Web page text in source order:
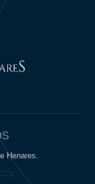
Henares.